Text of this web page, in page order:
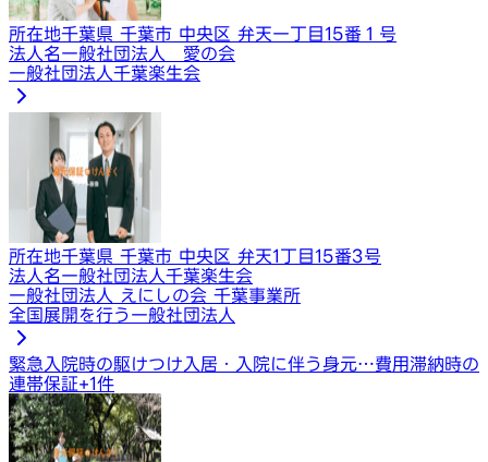
所在地千葉県 千葉市 中央区 弁天一丁目15番１号
法人名一般社団法人 愛の会
一般社団法人千葉楽生会
所在地千葉県 千葉市 中央区 弁天1丁目15番3号
法人名一般社団法人千葉楽生会
一般社団法人 えにしの会 千葉事業所
全国展開を行う一般社団法人
緊急入院時の駆けつけ 入居・入院に伴う身元…費用滞納時の
連帯保証+1件